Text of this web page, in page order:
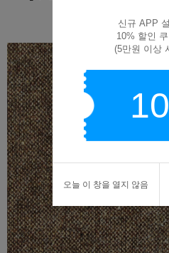
CF-13
신규 APP
10% 할인
(5만원 이상
10
오늘 이 창을 열지 않음